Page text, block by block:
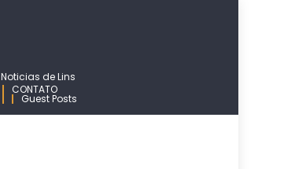
Noticias de Lins
CONTATO
Guest Posts